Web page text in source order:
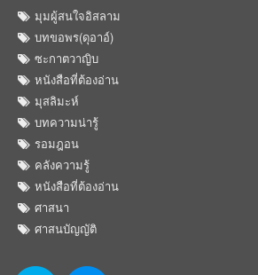
มุมผู้สนใจอิสลาม
บทขอพร(ดุอาอ์)
ซะกาตวาญิบ
หนังสือที่ต้องอ่าน
มุสลิมะห์
บทความน่ารู้
รอมฎอน
คลังความรู้
หนังสือที่ต้องอ่าน
ศาสนา
ศาสนบัญญัติ